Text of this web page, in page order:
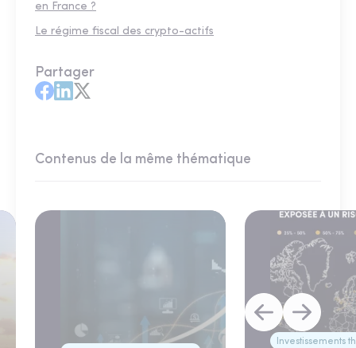
en France ?
Le régime fiscal des crypto-actifs
Partager
Contenus de la même thématique
Investissements